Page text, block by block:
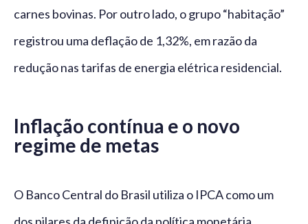
carnes bovinas. Por outro lado, o grupo “habitação”
registrou uma deflação de 1,32%, em razão da
redução nas tarifas de energia elétrica residencial.
Inflação contínua e o novo
regime de metas
O Banco Central do Brasil utiliza o IPCA como um